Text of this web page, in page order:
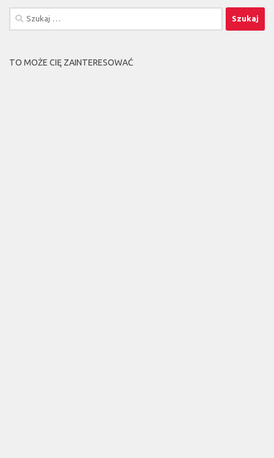
Szukaj:
TO MOŻE CIĘ ZAINTERESOWAĆ